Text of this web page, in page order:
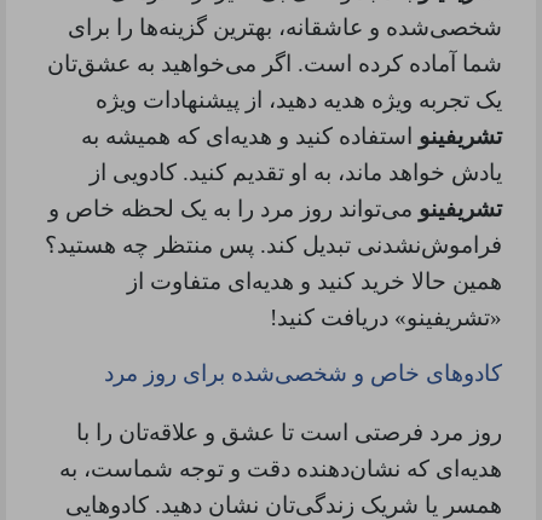
شخصی‌شده و عاشقانه، بهترین گزینه‌ها را برای
شما آماده کرده است. اگر می‌خواهید به عشق‌تان
یک تجربه ویژه هدیه دهید، از پیشنهادات ویژه
تشریفینو استفاده کنید و هدیه‌ای که همیشه به
یادش خواهد ماند، به او تقدیم کنید. کادویی از
تشریفینو می‌تواند روز مرد را به یک لحظه خاص و
فراموش‌نشدنی تبدیل کند. پس منتظر چه هستید؟
همین حالا خرید کنید و هدیه‌ای متفاوت از
«تشریفینو» دریافت کنید!
کادوهای خاص و شخصی‌شده برای روز مرد
روز مرد فرصتی است تا عشق و علاقه‌تان را با
هدیه‌ای که نشان‌دهنده دقت و توجه شماست، به
همسر یا شریک زندگی‌تان نشان دهید. کادوهایی